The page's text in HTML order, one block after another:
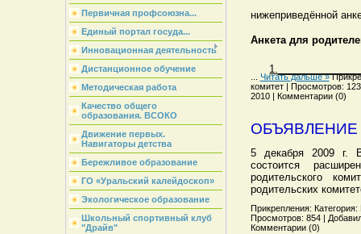
Первичная профсоюзна...
Единый портал госуда...
Инновационная деятельность
Дистанционное обучение
Методическая работа
Качество общего
образования. ВСОКО
Движение первых.
Навигаторы детства
Бережливое образование
ГО «Уральский калейдоскоп»
Экологическое образование
Школьный спортивный клуб
"Драйв"
нижеприведённой
Анкета для
Читать дальше »
комитет | Просмотров:
2010 | Комментарии (0)
ОБЪЯВЛЕНИЕ
5 декабря 2009 г. В
состоится
родительского
родительских
Прикрепления:
Просмотров: 854 |
Комментарии (0)